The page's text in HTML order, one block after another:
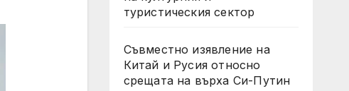
туристическия сектор
Съвместно изявление на
Китай и Русия относно
срещата на върха Си-Путин